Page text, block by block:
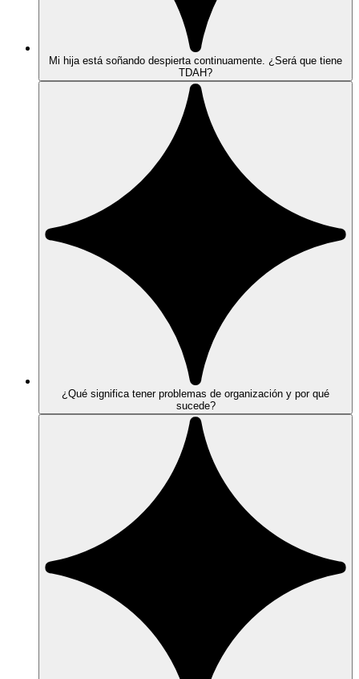
Mi hija está soñando despierta continuamente. ¿Será que tiene
TDAH?
¿Qué significa tener problemas de organización y por qué
sucede?